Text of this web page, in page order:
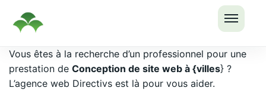
LE
Passer
au
contenu
Vous êtes à la recherche d’un professionnel pour une
prestation de Conception de site web à {villes} ?
L’agence web Directivs est là pour vous aider.